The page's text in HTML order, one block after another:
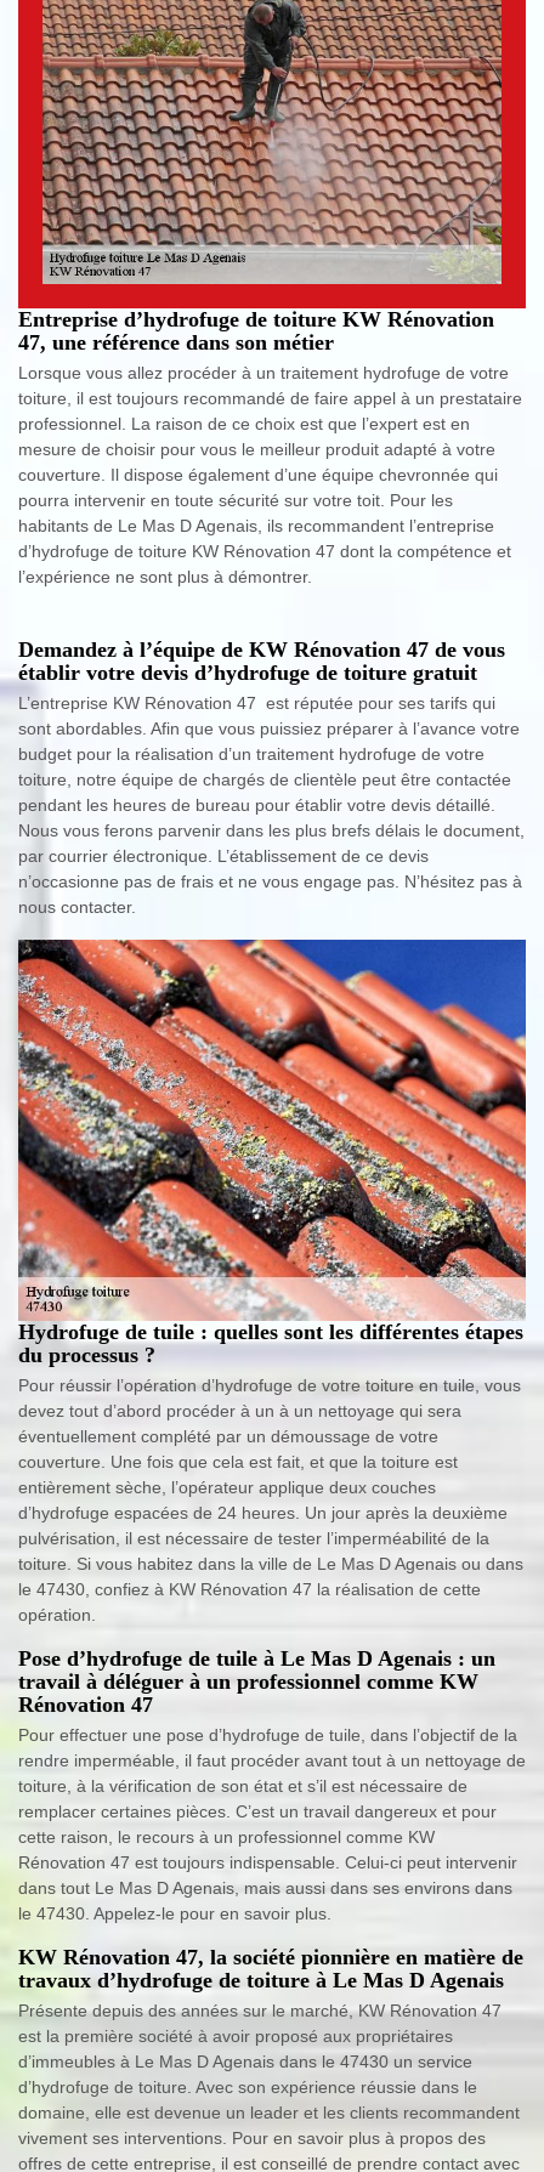
Entreprise d’hydrofuge de toiture KW Rénovation
47, une référence dans son métier
Lorsque vous allez procéder à un traitement hydrofuge de votre
toiture, il est toujours recommandé de faire appel à un prestataire
professionnel. La raison de ce choix est que l’expert est en
mesure de choisir pour vous le meilleur produit adapté à votre
couverture. Il dispose également d’une équipe chevronnée qui
pourra intervenir en toute sécurité sur votre toit. Pour les
habitants de Le Mas D Agenais, ils recommandent l’entreprise
d’hydrofuge de toiture KW Rénovation 47 dont la compétence et
l’expérience ne sont plus à démontrer.
Demandez à l’équipe de KW Rénovation 47 de vous
établir votre devis d’hydrofuge de toiture gratuit
L’entreprise KW Rénovation 47 est réputée pour ses tarifs qui
sont abordables. Afin que vous puissiez préparer à l’avance votre
budget pour la réalisation d’un traitement hydrofuge de votre
toiture, notre équipe de chargés de clientèle peut être contactée
pendant les heures de bureau pour établir votre devis détaillé.
Nous vous ferons parvenir dans les plus brefs délais le document,
par courrier électronique. L’établissement de ce devis
n’occasionne pas de frais et ne vous engage pas. N’hésitez pas à
nous contacter.
Hydrofuge de tuile : quelles sont les différentes étapes
du processus ?
Pour réussir l’opération d’hydrofuge de votre toiture en tuile, vous
devez tout d’abord procéder à un à un nettoyage qui sera
éventuellement complété par un démoussage de votre
couverture. Une fois que cela est fait, et que la toiture est
entièrement sèche, l’opérateur applique deux couches
d’hydrofuge espacées de 24 heures. Un jour après la deuxième
pulvérisation, il est nécessaire de tester l’imperméabilité de la
toiture. Si vous habitez dans la ville de Le Mas D Agenais ou dans
le 47430, confiez à KW Rénovation 47 la réalisation de cette
opération.
Pose d’hydrofuge de tuile à Le Mas D Agenais : un
travail à déléguer à un professionnel comme KW
Rénovation 47
Pour effectuer une pose d’hydrofuge de tuile, dans l’objectif de la
rendre imperméable, il faut procéder avant tout à un nettoyage de
toiture, à la vérification de son état et s’il est nécessaire de
remplacer certaines pièces. C’est un travail dangereux et pour
cette raison, le recours à un professionnel comme KW
Rénovation 47 est toujours indispensable. Celui-ci peut intervenir
dans tout Le Mas D Agenais, mais aussi dans ses environs dans
le 47430. Appelez-le pour en savoir plus.
KW Rénovation 47, la société pionnière en matière de
travaux d’hydrofuge de toiture à Le Mas D Agenais
Présente depuis des années sur le marché, KW Rénovation 47
est la première société à avoir proposé aux propriétaires
d’immeubles à Le Mas D Agenais dans le 47430 un service
d’hydrofuge de toiture. Avec son expérience réussie dans le
domaine, elle est devenue un leader et les clients recommandent
vivement ses interventions. Pour en savoir plus à propos des
offres de cette entreprise, il est conseillé de prendre contact avec